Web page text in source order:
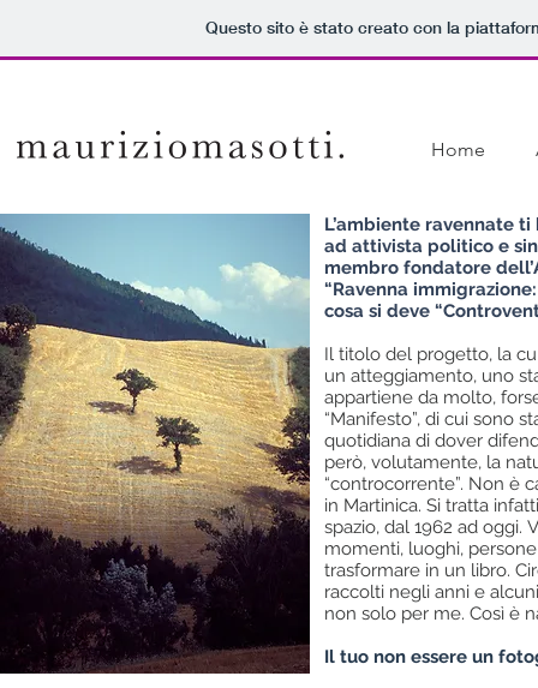
Questo sito è stato creato con la
Home
L’ambiente ravennate
ad attivista politico e
membro fondatore
“Ravenna
cosa si deve
Il titolo del progetto, la
un atteggiamento, uno
appartiene da molto,
“Manifesto”, di cui sono
quotidiana di dover
però, volutamente, la
“controcorrente”. Non è
in Martinica. Si tratta
spazio, dal 1962 ad oggi.
momenti, luoghi,
trasformare in un libro.
raccolti negli anni e
non solo per me. Così è
Il tuo non essere un